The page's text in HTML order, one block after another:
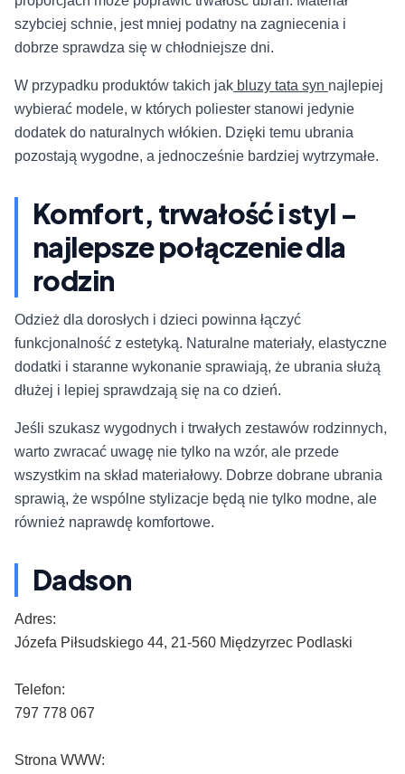
szybciej schnie, jest mniej podatny na zagniecenia i
dobrze sprawdza się w chłodniejsze dni.
W przypadku produktów takich jak bluzy tata syn najlepiej
wybierać modele, w których poliester stanowi jedynie
dodatek do naturalnych włókien. Dzięki temu ubrania
pozostają wygodne, a jednocześnie bardziej wytrzymałe.
Komfort, trwałość i styl -
najlepsze połączenie dla
rodzin
Odzież dla dorosłych i dzieci powinna łączyć
funkcjonalność z estetyką. Naturalne materiały, elastyczne
dodatki i staranne wykonanie sprawiają, że ubrania służą
dłużej i lepiej sprawdzają się na co dzień.
Jeśli szukasz wygodnych i trwałych zestawów rodzinnych,
warto zwracać uwagę nie tylko na wzór, ale przede
wszystkim na skład materiałowy. Dobrze dobrane ubrania
sprawią, że wspólne stylizacje będą nie tylko modne, ale
również naprawdę komfortowe.
Dadson
Adres:
Józefa Piłsudskiego 44, 21-560 Międzyrzec Podlaski
Telefon:
797 778 067
Strona WWW: